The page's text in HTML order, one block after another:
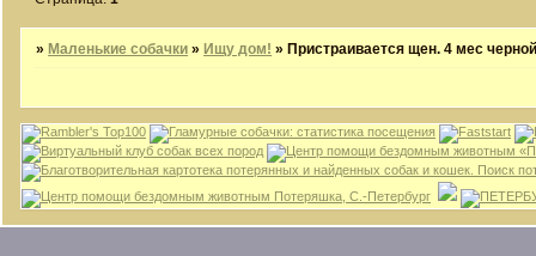
» Маленькие собачки » Ищу дом! » Пристраивается щен. 4 мес